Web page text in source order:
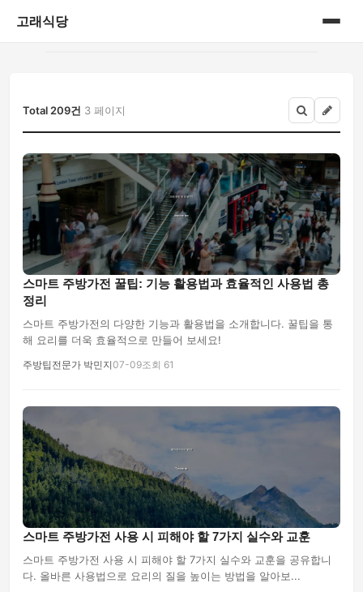
고래식당
게시판
Total 209건 3 페이지
스마트 주방가전 꿀팁: 기능 활용법과 효율적인 사용법 총
정리
스마트 주방가전의 다양한 기능과 활용법을 소개합니다. 꿀팁을 통
해 요리를 더욱 효율적으로 만들어 보세요!
주방팁전문가 박민지07-09조회 61
스마트 주방가전 사용 시 피해야 할 7가지 실수와 교훈
스마트 주방가전 사용 시 피해야 할 7가지 실수와 교훈을 공유합니
다. 올바른 사용법으로 요리의 질을 높이는 방법을 알아보...